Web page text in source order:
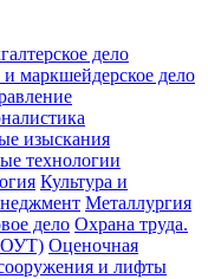
дело
маркшейдерское дело
изыскания
технологии
Культура и
Металлургия
дело Охрана труда.
Оценочная
и лифты